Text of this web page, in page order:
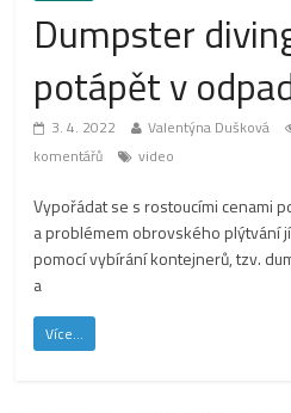
Dumpster
potápět v
3. 4. 2022 Valentýna Dušková
komentářů
video
Vypořádat se s rostoucími cenami
a problémem obrovského plýtvání
pomocí vybírání kontejnerů, tzv.
a
Více...